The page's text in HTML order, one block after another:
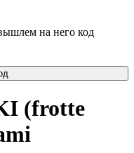
на него код
(frotte